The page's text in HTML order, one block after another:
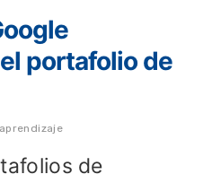
portafolio de
de